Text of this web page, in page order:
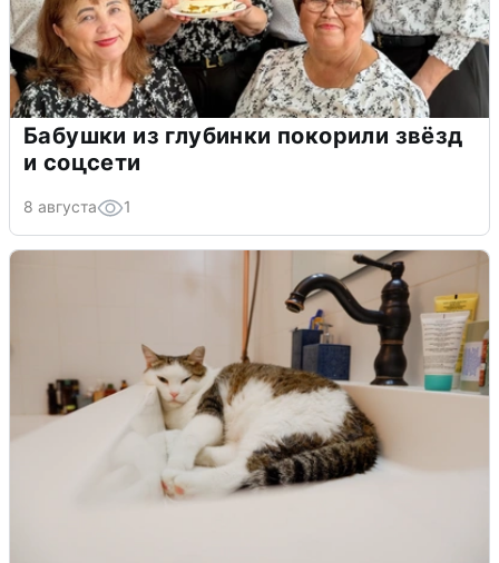
Бабушки из глубинки покорили звёзд
и соцсети
8 августа 1